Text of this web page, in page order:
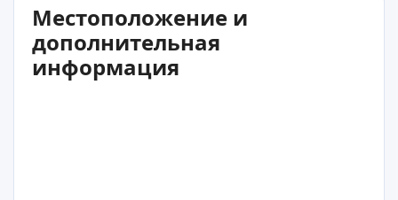
Местоположение и
дополнительная
информация